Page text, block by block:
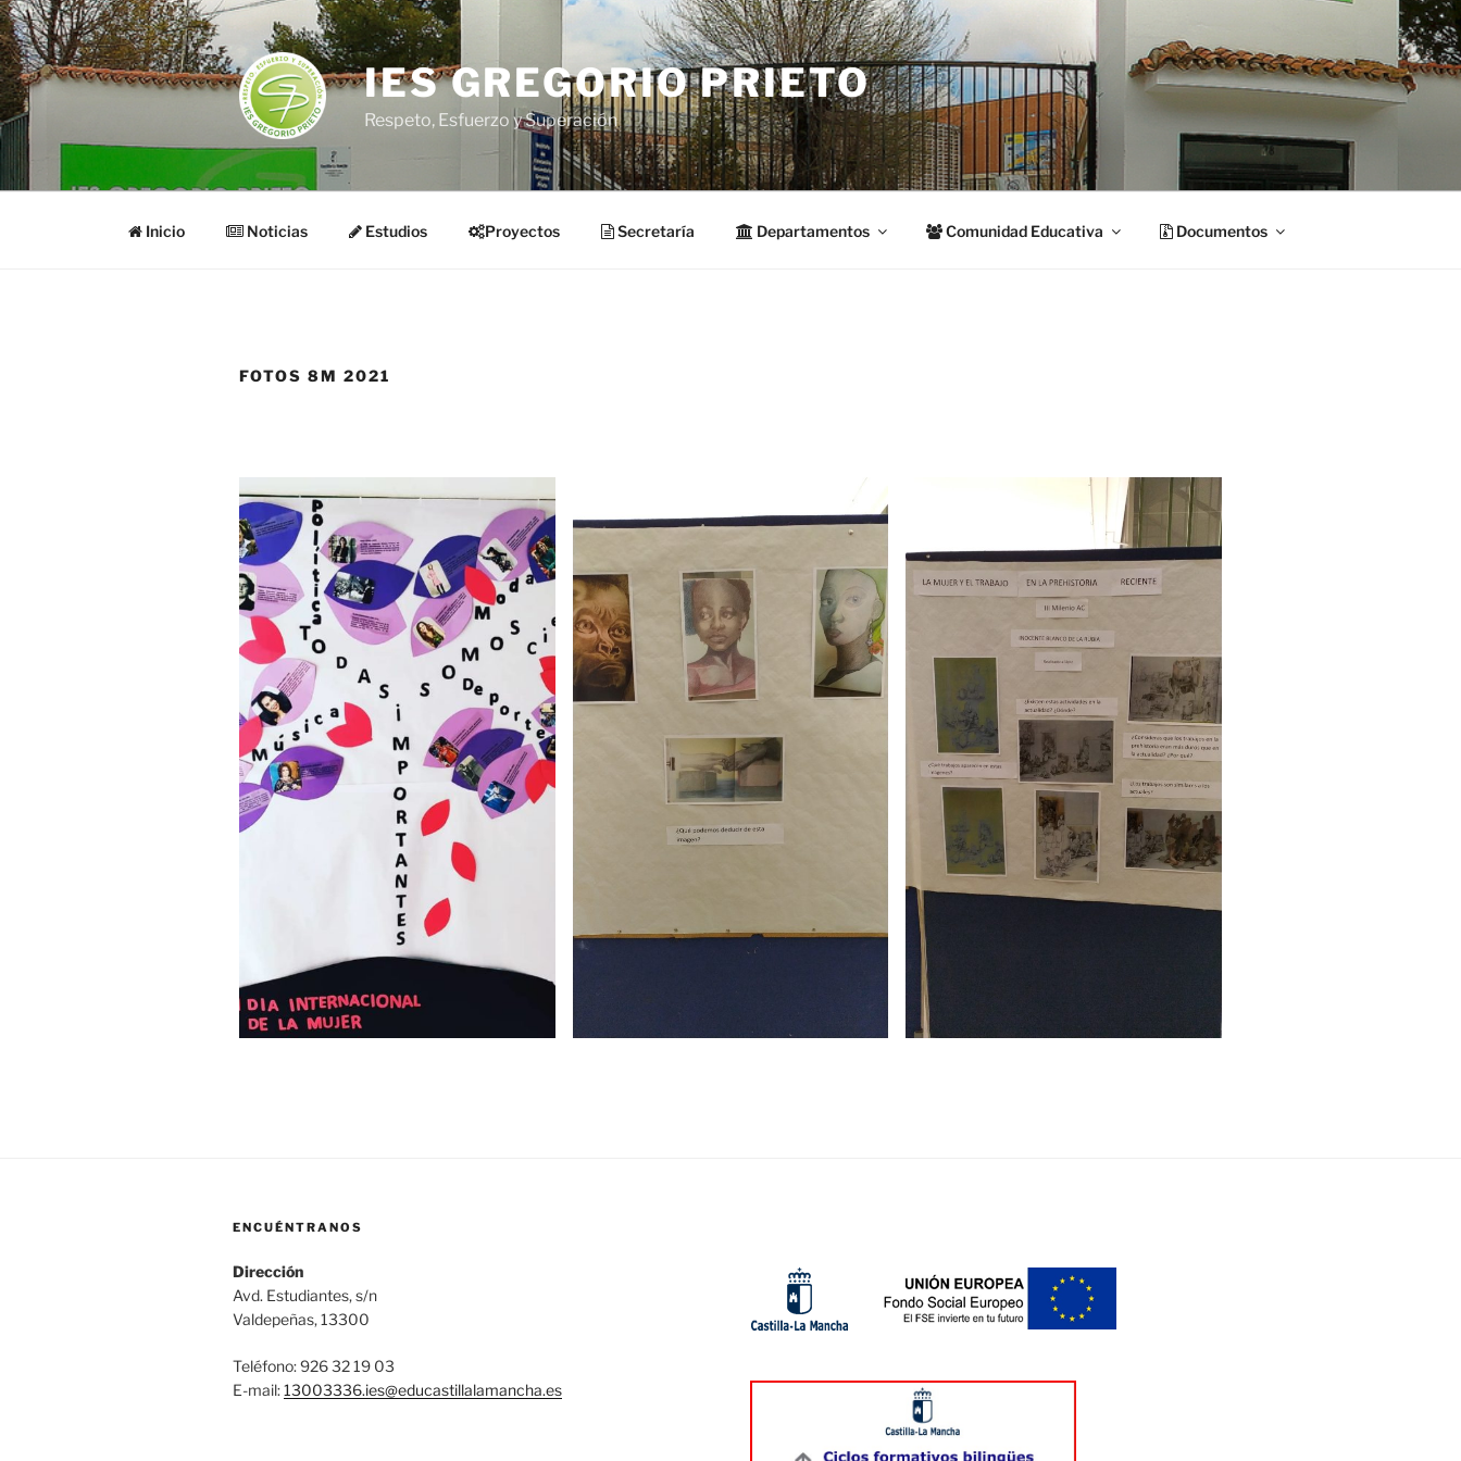
Saltar
al
contenido
IES GREGORIO PRIETO
Respeto, Esfuerzo y Superación
Inicio Noticias Estudios Proyectos Secretaría Departamentos Comunidad Educativa Documentos
FOTOS 8M 2021
ENCUÉNTRANOS
Dirección
Avd. Estudiantes, s/n
Valdepeñas, 13300
Teléfono: 926 32 19 03
E-mail:13003336.ies@educastillalamancha.es